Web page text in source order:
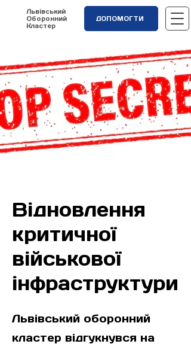
Львівський
Оборонний
Кластер
ДОПОМОГТИ
Відновлення
критичної
військової
інфраструктури
Львівський оборонний
кластер відгукнувся на